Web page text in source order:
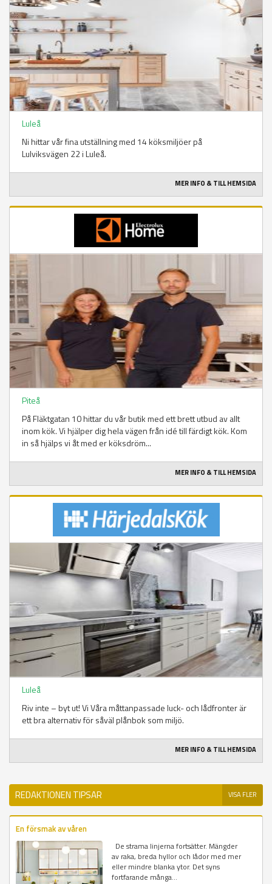
Luleå
Ni hittar vår fina utställning med 14 köksmiljöer på
Lulviksvägen 22 i Luleå.
MER INFO & TILL HEMSIDA
Piteå
På Fläktgatan 10 hittar du vår butik med ett brett utbud av allt
inom kök. Vi hjälper dig hela vägen från idé till färdigt kök. Kom
in så hjälps vi åt med er köksdröm...
MER INFO & TILL HEMSIDA
Luleå
Riv inte – byt ut! Vi Våra måttanpassade luck- och lådfronter är
ett bra alternativ för såväl plånbok som miljö.
MER INFO & TILL HEMSIDA
REDAKTIONEN TIPSAR VISA FLER
En försmak av våren
De strama linjerna fortsätter. Mängder
av raka, breda hyllor och lådor med mer
eller mindre blanka ytor. Det syns
fortfarande många...